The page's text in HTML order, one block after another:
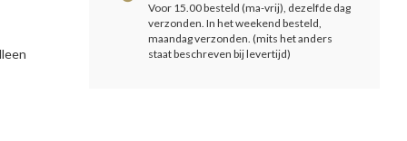
Voor 15.00 besteld (ma-vrij), dezelfde dag
verzonden. In het weekend besteld,
maandag verzonden. (mits het anders
staat beschreven bij levertijd)